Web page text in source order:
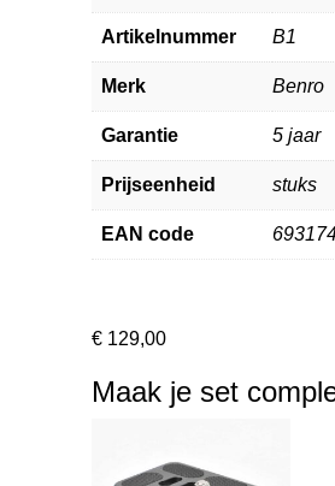
Artikelnummer B1
Merk Benro
Garantie 5 jaar
Prijseenheid stuks
EAN code
€ 129,00
Maak je set